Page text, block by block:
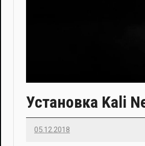
Установка Kali
05.12.2018
Imatvey